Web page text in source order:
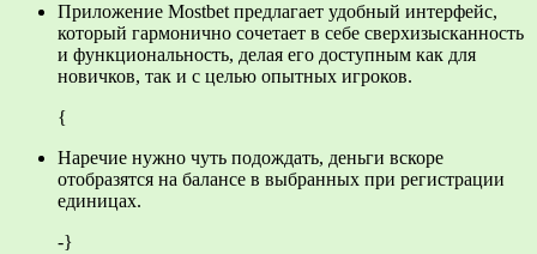
Приложение Mostbet предлагает удобный интерфейс,
который гармонично сочетает в себе сверхизысканность
и функциональность, делая его доступным как для
новичков, так и с целью опытных игроков.
{
Наречие нужно чуть подождать, деньги вскоре
отобразятся на балансе в выбранных при регистрации
единицах.
-}